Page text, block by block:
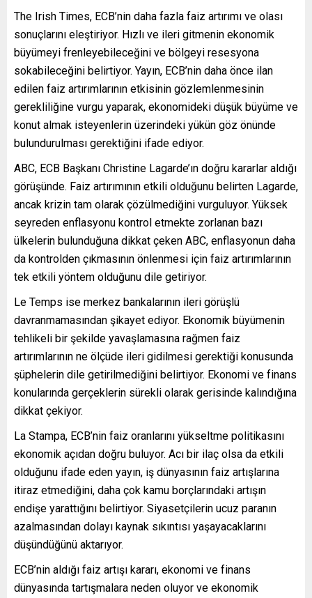
The Irish Times, ECB’nin daha fazla faiz artırımı ve olası
sonuçlarını eleştiriyor. Hızlı ve ileri gitmenin ekonomik
büyümeyi frenleyebileceğini ve bölgeyi resesyona
sokabileceğini belirtiyor. Yayın, ECB’nin daha önce ilan
edilen faiz artırımlarının etkisinin gözlemlenmesinin
gerekliliğine vurgu yaparak, ekonomideki düşük büyüme ve
konut almak isteyenlerin üzerindeki yükün göz önünde
bulundurulması gerektiğini ifade ediyor.
ABC, ECB Başkanı Christine Lagarde’ın doğru kararlar aldığı
görüşünde. Faiz artırımının etkili olduğunu belirten Lagarde,
ancak krizin tam olarak çözülmediğini vurguluyor. Yüksek
seyreden enflasyonu kontrol etmekte zorlanan bazı
ülkelerin bulunduğuna dikkat çeken ABC, enflasyonun daha
da kontrolden çıkmasının önlenmesi için faiz artırımlarının
tek etkili yöntem olduğunu dile getiriyor.
Le Temps ise merkez bankalarının ileri görüşlü
davranmamasından şikayet ediyor. Ekonomik büyümenin
tehlikeli bir şekilde yavaşlamasına rağmen faiz
artırımlarının ne ölçüde ileri gidilmesi gerektiği konusunda
şüphelerin dile getirilmediğini belirtiyor. Ekonomi ve finans
konularında gerçeklerin sürekli olarak gerisinde kalındığına
dikkat çekiyor.
La Stampa, ECB’nin faiz oranlarını yükseltme politikasını
ekonomik açıdan doğru buluyor. Acı bir ilaç olsa da etkili
olduğunu ifade eden yayın, iş dünyasının faiz artışlarına
itiraz etmediğini, daha çok kamu borçlarındaki artışın
endişe yarattığını belirtiyor. Siyasetçilerin ucuz paranın
azalmasından dolayı kaynak sıkıntısı yaşayacaklarını
düşündüğünü aktarıyor.
ECB’nin aldığı faiz artışı kararı, ekonomi ve finans
dünyasında tartışmalara neden oluyor ve ekonomik